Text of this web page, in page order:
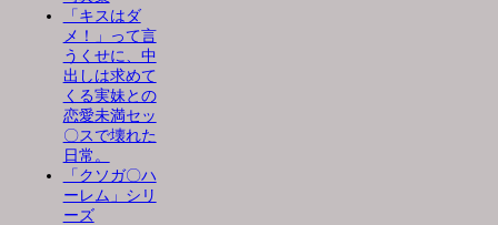
「キスはダ
メ！」って言
うくせに、中
出しは求めて
くる実妹との
恋愛未満セッ
〇スで壊れた
日常。
「クソガ〇ハ
ーレム」シリ
ーズ